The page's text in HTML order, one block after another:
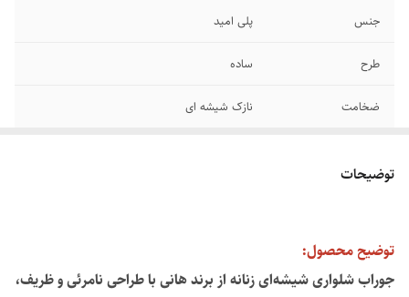
جنس پلی امید
طرح ساده
ضخامت نازک شیشه ای
توضیحات
توضیح محصول:
جوراب شلواری شیشه‌ای زنانه از برند هانی با طراحی نامرئی و ظریف،